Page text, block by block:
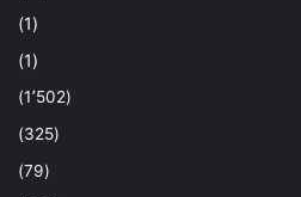
(1)
(1)
(1٬502)
(325)
(79)